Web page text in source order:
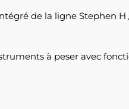
de la ligne Stephen H
à peser avec